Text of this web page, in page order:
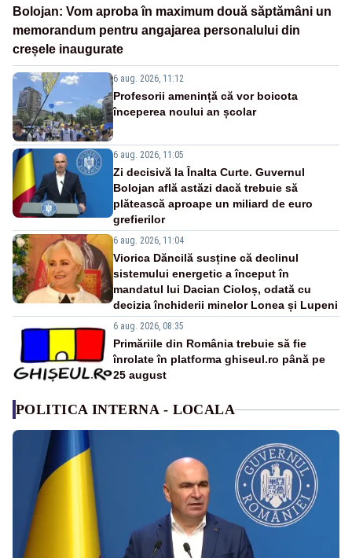
Bolojan: Vom aproba în maximum două săptămâni un
memorandum pentru angajarea personalului din
creșele inaugurate
6 aug. 2026, 11:12
Profesorii amenință că vor boicota
începerea noului an școlar
6 aug. 2026, 11:05
Zi decisivă la Înalta Curte. Guvernul
Bolojan află astăzi dacă trebuie să
plătească aproape un miliard de euro
grefierilor
6 aug. 2026, 11:04
Viorica Dăncilă susține că declinul
sistemului energetic a început în
mandatul lui Dacian Cioloș, odată cu
decizia închiderii minelor Lonea și Lupeni
6 aug. 2026, 08:35
Primăriile din România trebuie să fie
înrolate în platforma ghiseul.ro până pe
25 august
POLITICA INTERNA - LOCALA